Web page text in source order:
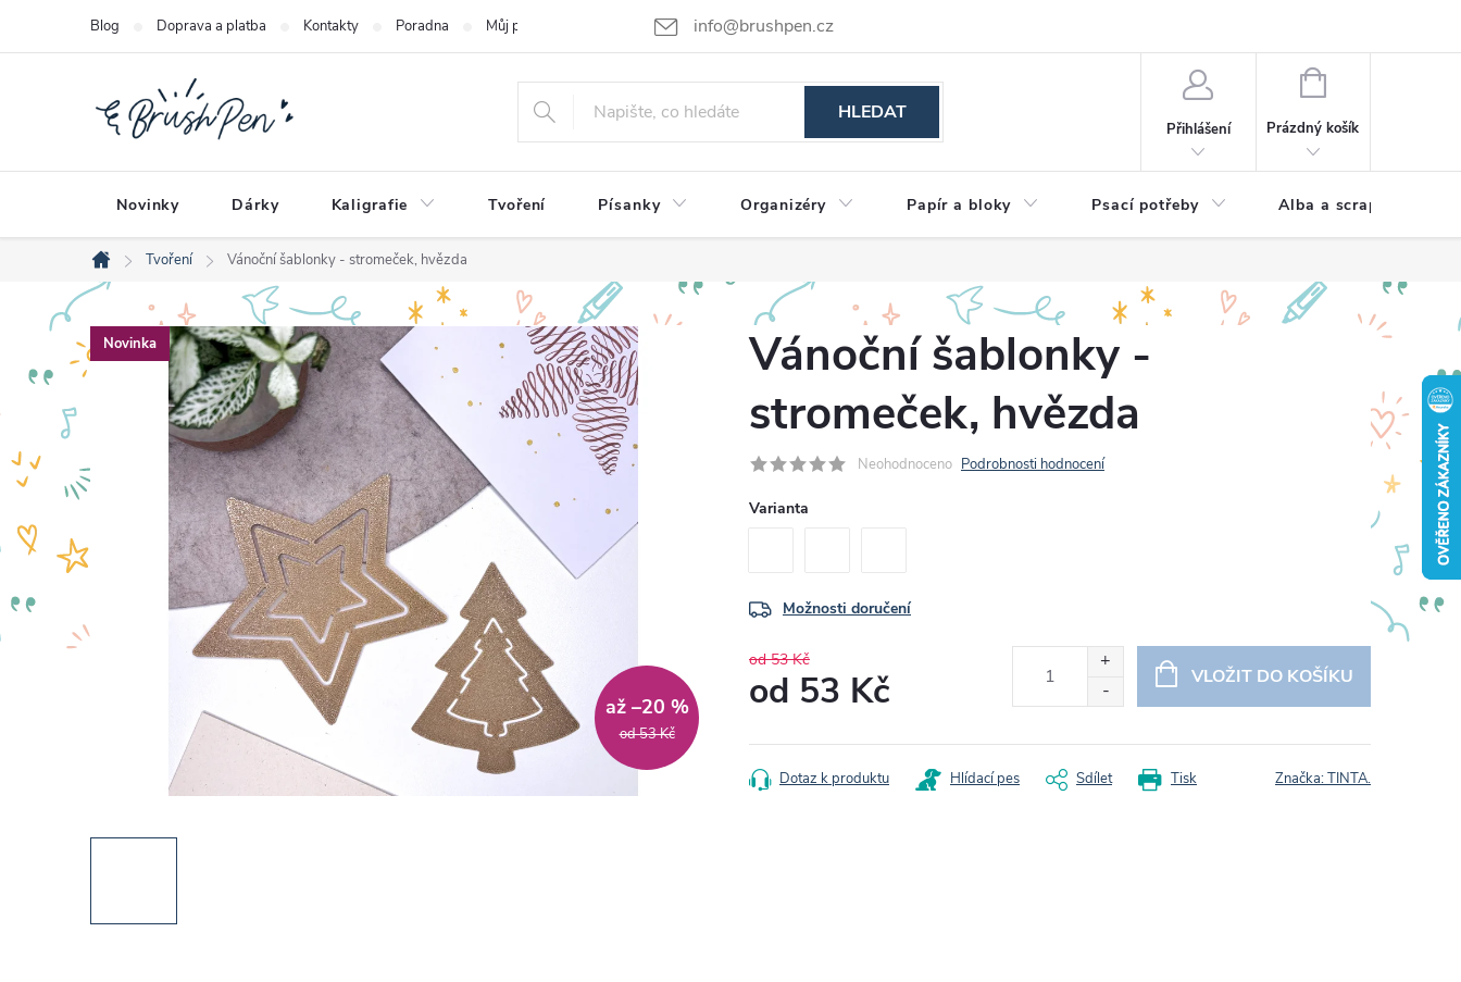
info@brushpen.cz
Blog Doprava a platba Kontakty Poradna Můj příběh Obchodní podmínky Podmínky ochrany osobních údajů
HLEDAT
Přihlášení
NÁKUPNÍ
Prázdný košík
Novinky Dárky Kaligrafie Tvoření Písanky Organizéry Papír a bloky Psací potřeby Alba a scrapbooking
Domů
Tvoření Vánoční šablonky - stromeček, hvězda
Novinka
od 53 Kč
až –20 %
Vánoční šablonky -
stromeček, hvězda
Neohodnoceno Podrobnosti hodnocení
Varianta
Možnosti doručení
od 53 Kč
od 53 Kč
cena:
VLOŽIT DO KOŠÍKU
Tisk
Dotaz k produktu Hlídací pes Sdílet Značka:TINTA.